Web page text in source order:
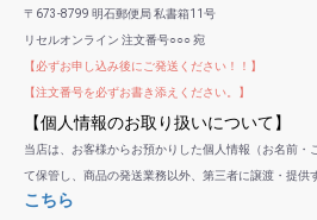
〒673-8799 明石郵便局 私書箱11号
リセルオンライン 注文番号○○○ 宛
【必ずお申し込み後にご発送ください！！】
【注文番号を必ずお書き添えください。】
【個人情報のお取り扱いについて】
当店は、お客様からお預かりした個人情報（お名前・
て保管し、商品の発送業務以外、第三者に譲渡・提供
こちら